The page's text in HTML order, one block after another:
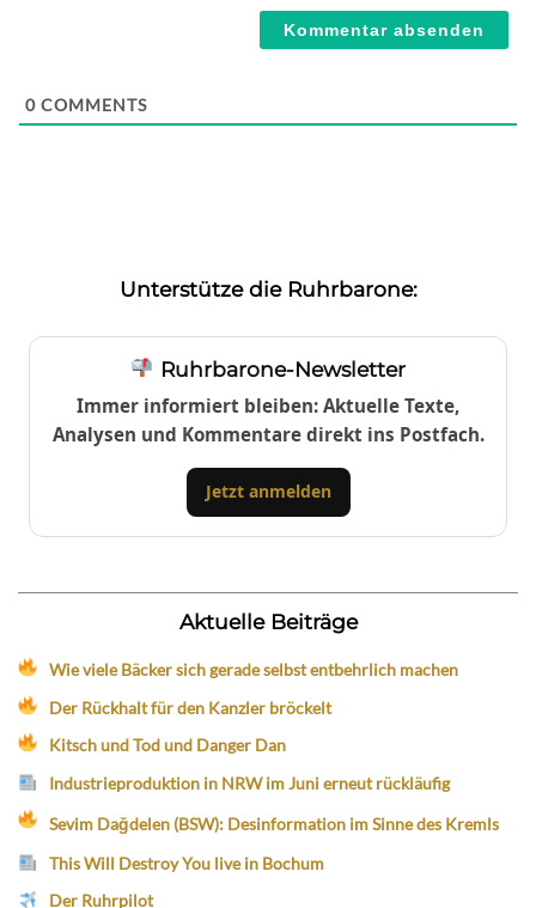
0 COMMENTS
Unterstütze die Ruhrbarone:
Ruhrbarone-Newsletter
Immer informiert bleiben: Aktuelle Texte,
Analysen und Kommentare direkt ins Postfach.
Jetzt anmelden
Aktuelle Beiträge
Wie viele Bäcker sich gerade selbst entbehrlich machen
Der Rückhalt für den Kanzler bröckelt
Kitsch und Tod und Danger Dan
Industrieproduktion in NRW im Juni erneut rückläufig
Sevim Dağdelen (BSW): Desinformation im Sinne des Kremls
This Will Destroy You live in Bochum
Der Ruhrpilot